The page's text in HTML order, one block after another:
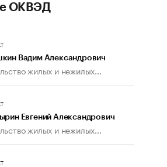
ОКВЭД
Вадим Александрович
жилых и нежилых...
Евгений Александрович
жилых и нежилых...